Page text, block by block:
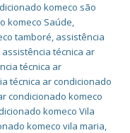
komeco são
komeco Saúde,
tamboré, assistência
assistência técnica ar
técnica ar
técnica ar condicionado
condicionado komeco
komeco Vila
komeco vila maria,